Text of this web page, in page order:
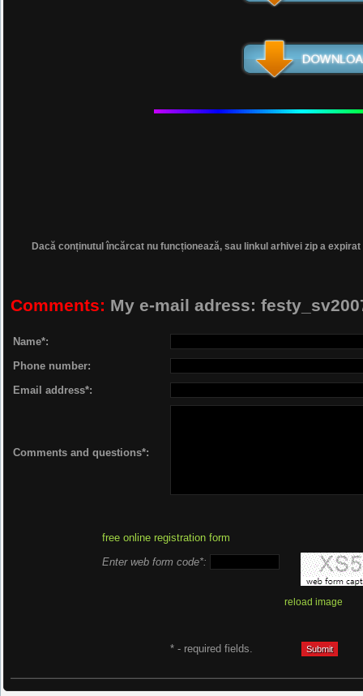
Dacă conținutul încărcat nu funcționează, sau linkul arhivei zip a
Comments: My e-mail adress:
Name*:
Phone number:
Email address*:
Comments and questions*:
free online registration form
Enter web form code*:
reload image
* - required fields.